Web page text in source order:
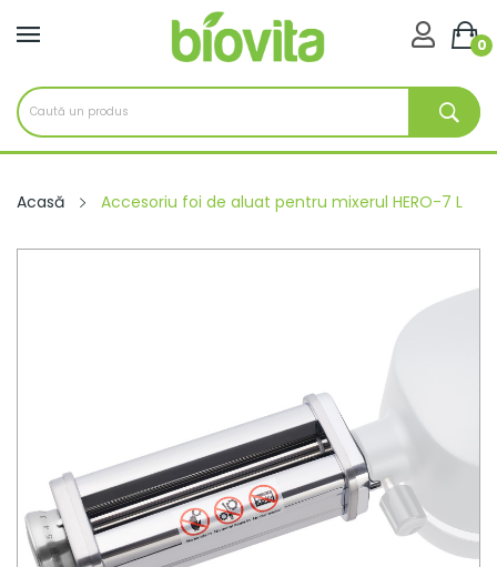
0

Acasă Accesoriu foi de aluat pentru mixerul HERO-7 L